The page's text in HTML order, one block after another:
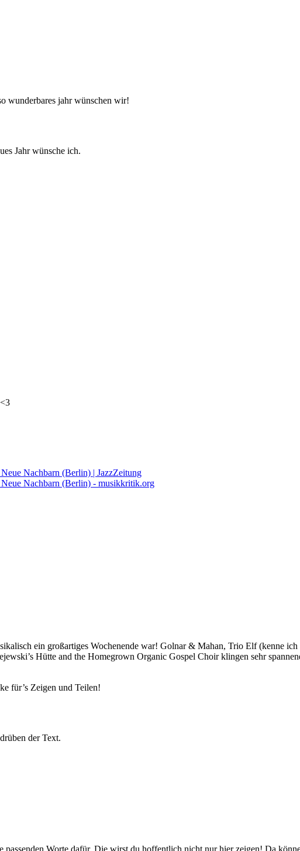
wunderbares jahr wünschen wir!
Jahr wünsche ich.
Nachbarn (Berlin) | JazzZeitung
Nachbarn (Berlin) - musikkritik.org
ein großartiges Wochenende war! Golnar & Mahan, Trio Elf (kenne
Hütte and the Homegrown Organic Gospel Choir klingen sehr
für’s Zeigen und Teilen!
der Text.